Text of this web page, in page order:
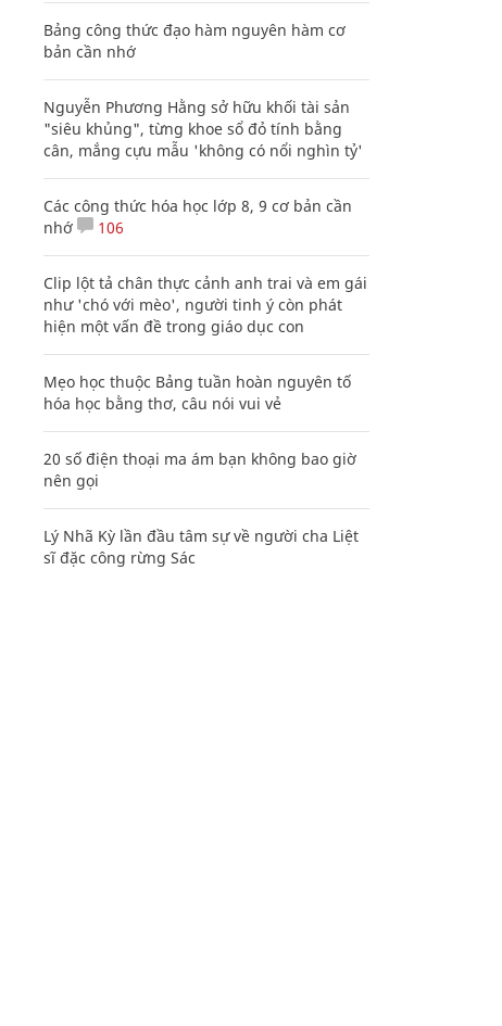
Bảng công thức đạo hàm nguyên hàm cơ
bản cần nhớ
Nguyễn Phương Hằng sở hữu khối tài sản
"siêu khủng", từng khoe sổ đỏ tính bằng
cân, mắng cựu mẫu 'không có nổi nghìn tỷ'
Các công thức hóa học lớp 8, 9 cơ bản cần
nhớ
106
Clip lột tả chân thực cảnh anh trai và em gái
như 'chó với mèo', người tinh ý còn phát
hiện một vấn đề trong giáo dục con
Mẹo học thuộc Bảng tuần hoàn nguyên tố
hóa học bằng thơ, câu nói vui vẻ
20 số điện thoại ma ám bạn không bao giờ
nên gọi
Lý Nhã Kỳ lần đầu tâm sự về người cha Liệt
sĩ đặc công rừng Sác